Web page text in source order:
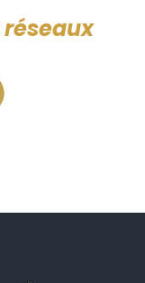
réseaux